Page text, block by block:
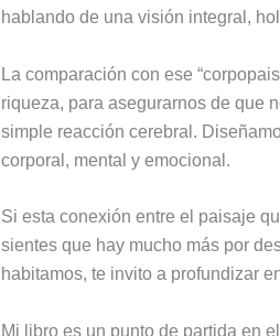
hablando de una visión integral,
La comparación con ese
riqueza, para asegurarnos de que
simple reacción cerebral.
corporal, mental y emocional.
Si esta conexión entre el paisaje
sientes que hay mucho más por
habitamos, te invito a profundizar
Mi libro es un punto de partida en